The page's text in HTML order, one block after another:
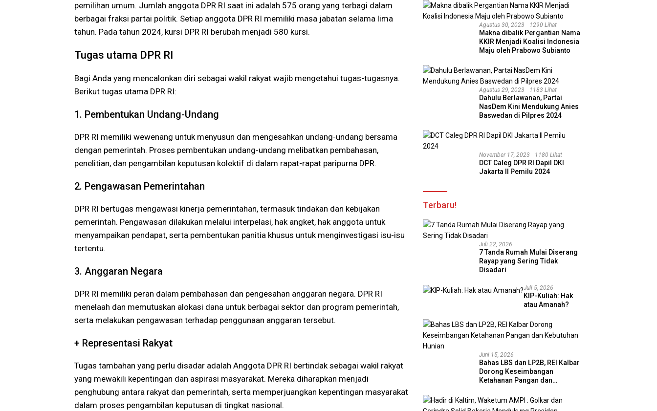
pemilihan umum. Jumlah anggota DPR RI saat ini adalah 575 orang yang terbagi dalam
berbagai fraksi partai politik. Setiap anggota DPR RI memiliki masa jabatan selama lima
tahun. Pada tahun 2024, kursi DPR RI berubah menjadi 580 kursi.
Tugas utama DPR RI
Bagi Anda yang mencalonkan diri sebagai wakil rakyat wajib mengetahui tugas-tugasnya.
Berikut tugas utama DPR RI:
1. Pembentukan Undang-Undang
DPR RI memiliki wewenang untuk menyusun dan mengesahkan undang-undang bersama
dengan pemerintah. Proses pembentukan undang-undang melibatkan pembahasan,
penelitian, dan pengambilan keputusan kolektif di dalam rapat-rapat paripurna DPR.
2. Pengawasan Pemerintahan
DPR RI bertugas mengawasi kinerja pemerintahan, termasuk tindakan dan kebijakan
pemerintah. Pengawasan dilakukan melalui interpelasi, hak angket, hak anggota untuk
menyampaikan pendapat, serta pembentukan panitia khusus untuk menginvestigasi isu-isu
tertentu.
3. Anggaran Negara
DPR RI memiliki peran dalam pembahasan dan pengesahan anggaran negara. DPR RI
menelaah dan memutuskan alokasi dana untuk berbagai sektor dan program pemerintah,
serta melakukan pengawasan terhadap penggunaan anggaran tersebut.
+ Representasi Rakyat
Tugas tambahan yang perlu disadar adalah Anggota DPR RI bertindak sebagai wakil rakyat
yang mewakili kepentingan dan aspirasi masyarakat. Mereka diharapkan menjadi
penghubung antara rakyat dan pemerintah, serta memperjuangkan kepentingan masyarakat
dalam proses pengambilan keputusan di tingkat nasional.
Agustus 30, 2023 1290 Lihat
Makna dibalik Pergantian Nama
KKIR Menjadi Koalisi Indonesia
Maju oleh Prabowo Subianto
Agustus 29, 2023 1183 Lihat
Dahulu Berlawanan, Partai
NasDem Kini Mendukung Anies
Baswedan di Pilpres 2024
November 17, 2023 1180 Lihat
DCT Caleg DPR RI Dapil DKI
Jakarta II Pemilu 2024
Terbaru!
Juli 22, 2026
7 Tanda Rumah Mulai Diserang
Rayap yang Sering Tidak
Disadari
Juli 5, 2026
KIP-Kuliah: Hak
atau Amanah?
Juni 15, 2026
Bahas LBS dan LP2B, REI Kalbar
Dorong Keseimbangan
Ketahanan Pangan dan